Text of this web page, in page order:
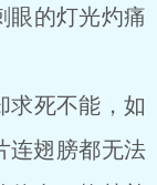
的灯光灼痛
死不能，如
连翅膀都无法